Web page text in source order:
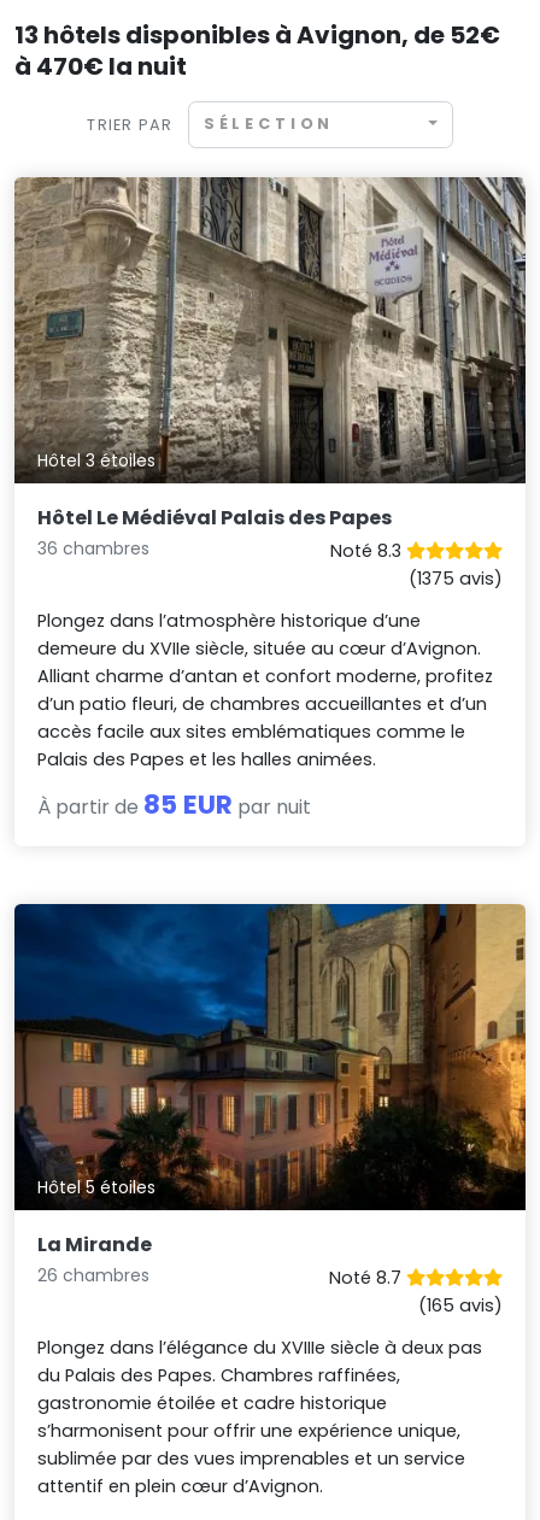
13 hôtels disponibles à Avignon, de 52€
à 470€ la nuit
TRIER PAR SÉLECTION
Hôtel 3 étoiles
Hôtel Le Médiéval Palais des Papes
36 chambres
Noté 8.3
(1375 avis)
Plongez dans l’atmosphère historique d’une
demeure du XVIIe siècle, située au cœur d’Avignon.
Alliant charme d’antan et confort moderne, profitez
d’un patio fleuri, de chambres accueillantes et d’un
accès facile aux sites emblématiques comme le
Palais des Papes et les halles animées.
À partir de 85 EUR par nuit
Hôtel 5 étoiles
La Mirande
26 chambres
Noté 8.7
(165 avis)
Plongez dans l’élégance du XVIIIe siècle à deux pas
du Palais des Papes. Chambres raffinées,
gastronomie étoilée et cadre historique
s’harmonisent pour offrir une expérience unique,
sublimée par des vues imprenables et un service
attentif en plein cœur d’Avignon.